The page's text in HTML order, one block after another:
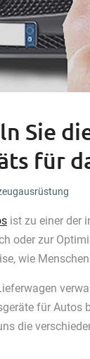
Sie
für
ist zu einer der
oder zur
wie
für Autos
die